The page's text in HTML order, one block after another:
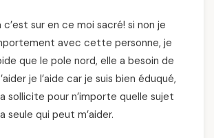
sur en ce moi sacré! si non je
avec cette personne, je
que le pole nord, elle a besoin de
je l’aide car je suis bien éduqué,
sollicite pour n’importe quelle sujet
seule qui peut m’aider.